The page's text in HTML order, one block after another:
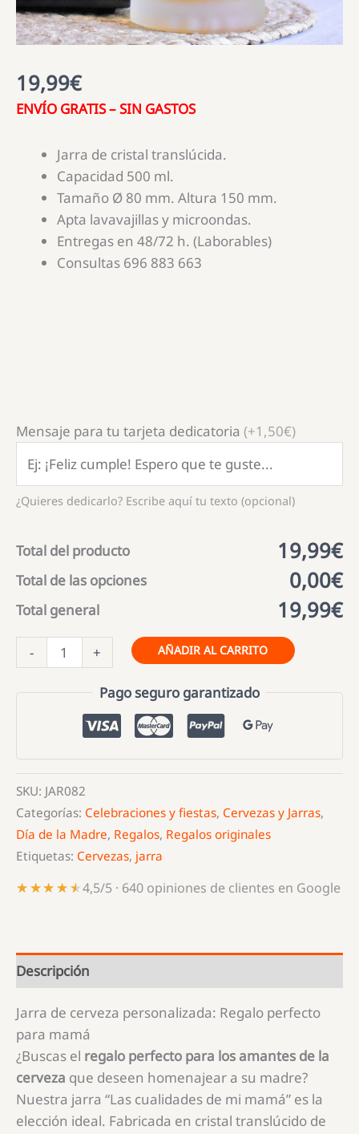
19,99€
ENVÍO GRATIS – SIN GASTOS
Jarra de cristal translúcida.
Capacidad 500 ml.
Tamaño Ø 80 mm. Altura 150 mm.
Apta lavavajillas y microondas.
Entregas en 48/72 h. (Laborables)
Consultas 696 883 663
Mensaje para tu tarjeta dedicatoria (+1,50€)
¿Quieres dedicarlo? Escribe aquí tu texto (opcional)
Total del producto 19,99€
Total de las opciones 0,00€
Total general 19,99€
-
de
cerveza
cualidades
de
mi
mamá
cantidad
+ AÑADIR AL CARRITO
Pago seguro garantizado
SKU: JAR082
Categorías: Celebraciones y fiestas, Cervezas y Jarras,
Día de la Madre, Regalos, Regalos originales
Etiquetas: Cervezas, jarra
★★★★★
★★★★★4,5/5 · 640 opiniones de clientes en Google
Descripción
Jarra de cerveza personalizada: Regalo perfecto
para mamá
¿Buscas el regalo perfecto para los amantes de la
cerveza que deseen homenajear a su madre?
Nuestra jarra “Las cualidades de mi mamá” es la
elección ideal. Fabricada en cristal translúcido de